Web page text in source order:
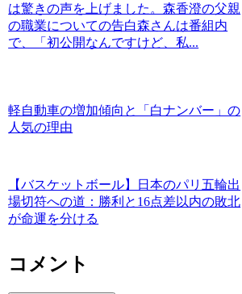
は驚きの声を上げました。森香澄の父親
の職業についての告白森さんは番組内
で、「初公開なんですけど、私...
軽自動車の増加傾向と「白ナンバー」の
人気の理由
【バスケットボール】日本のパリ五輪出
場切符への道：勝利と16点差以内の敗北
が命運を分ける
コメント